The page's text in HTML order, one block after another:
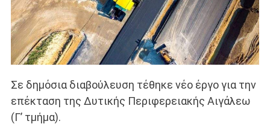
Σε δημόσια διαβούλευση τέθηκε νέο έργο για την
επέκταση της Δυτικής Περιφερειακής Αιγάλεω
(Γ’ τμήμα).